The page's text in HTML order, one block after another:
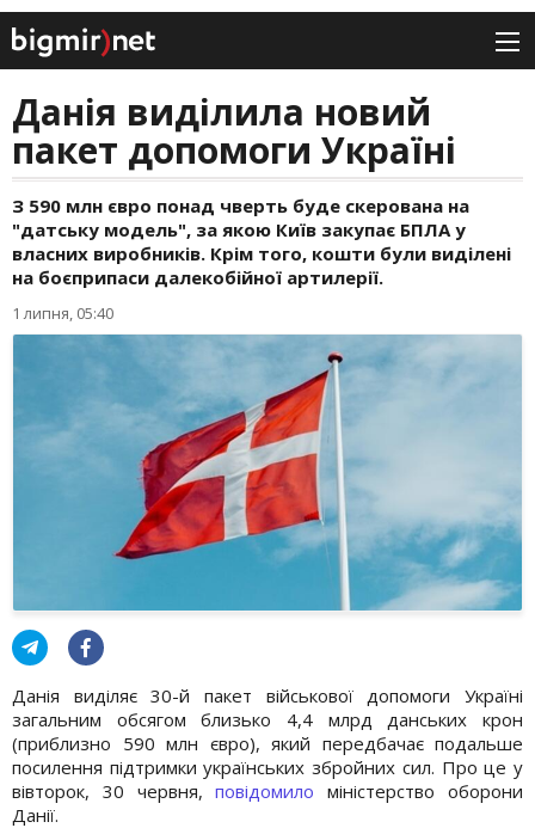
Данія виділила новий
пакет допомоги Україні
З 590 млн євро понад чверть буде скерована на
"датську модель", за якою Київ закупає БПЛА у
власних виробників. Крім того, кошти були виділені
на боєприпаси далекобійної артилерії.
1 липня, 05:40
Данія виділяє 30-й пакет військової допомоги Україні
загальним обсягом близько 4,4 млрд данських крон
(приблизно 590 млн євро), який передбачає подальше
посилення підтримки українських збройних сил. Про це у
вівторок, 30 червня,повідомило міністерство оборони
Данії.